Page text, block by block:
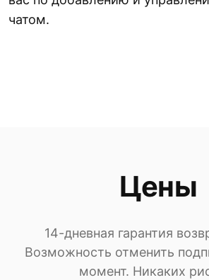
чатом.
Цены
14-дневная гарантия
Возможность отменить
момент. Никаких